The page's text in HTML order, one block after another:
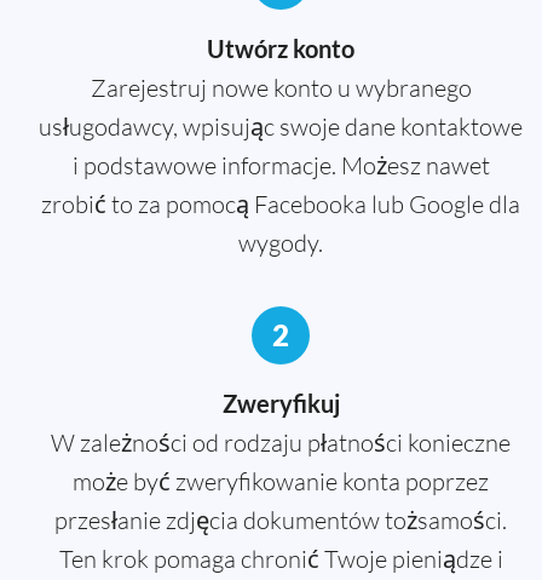
Utwórz konto
Zarejestruj nowe konto u wybranego
usługodawcy, wpisując swoje dane kontaktowe
i podstawowe informacje. Możesz nawet
zrobić to za pomocą Facebooka lub Google dla
wygody.
2
Zweryfikuj
W zależności od rodzaju płatności konieczne
może być zweryfikowanie konta poprzez
przesłanie zdjęcia dokumentów tożsamości.
Ten krok pomaga chronić Twoje pieniądze i